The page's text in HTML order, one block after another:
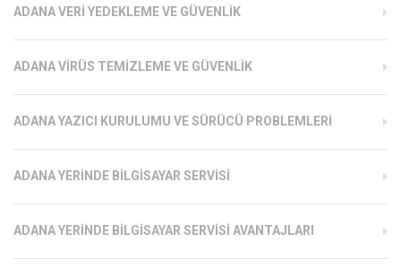
ADANA VERI YEDEKLEME VE GÜVENLIK
ADANA VIRÜS TEMIZLEME VE GÜVENLIK
ADANA YAZICI KURULUMU VE SÜRÜCÜ PROBLEMLERI
ADANA YERINDE BILGISAYAR SERVISI
ADANA YERINDE BILGISAYAR SERVISI AVANTAJLARI